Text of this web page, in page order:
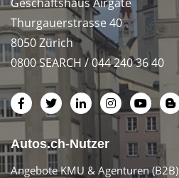
Thurgauerstrasse 40
8050 Zürich
0800 SEARCH / 044 240 36 40
Autos.ch-Nutzer
Angebote KMU & Agenturen (B2B)